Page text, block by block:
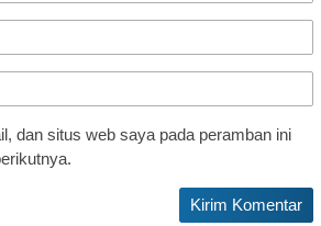
dan situs web saya pada peramban ini